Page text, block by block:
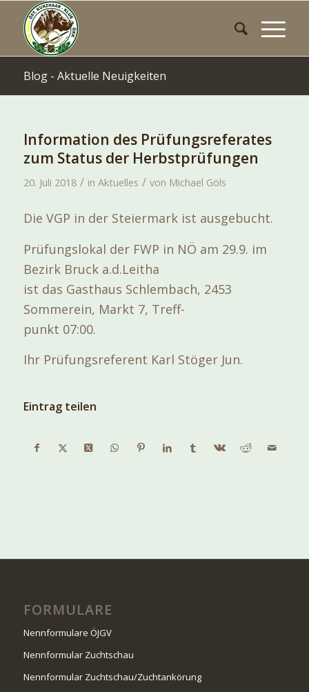
Blog - Aktuelle Neuigkeiten
Information des Prüfungsreferates
zum Status der Herbstprüfungen
20. Juli 2018 / in Aktuelles / von Michael Göls
Die VGP in der Steiermark ist ausgebucht.
Prüfungslokal der FWP in NÖ am 29.9. im
Bezirk Bruck a.d.Leitha
ist das Gasthaus Schlembach, 2453
Sommerein, Markt 7, Treff-
punkt 07:00.
Ihr Prüfungsreferent Karl Stöger Jun.
Eintrag teilen
FORMULARE
Nennformulare ÖJGV
Nennformular Zuchtschau
Nennformular Zuchtschau/Zuchtankörung